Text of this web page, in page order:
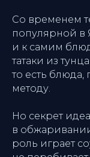
Со временем
популярной в
и к самим
татаки из
то есть
методу.
Но секрет
в
роль играет